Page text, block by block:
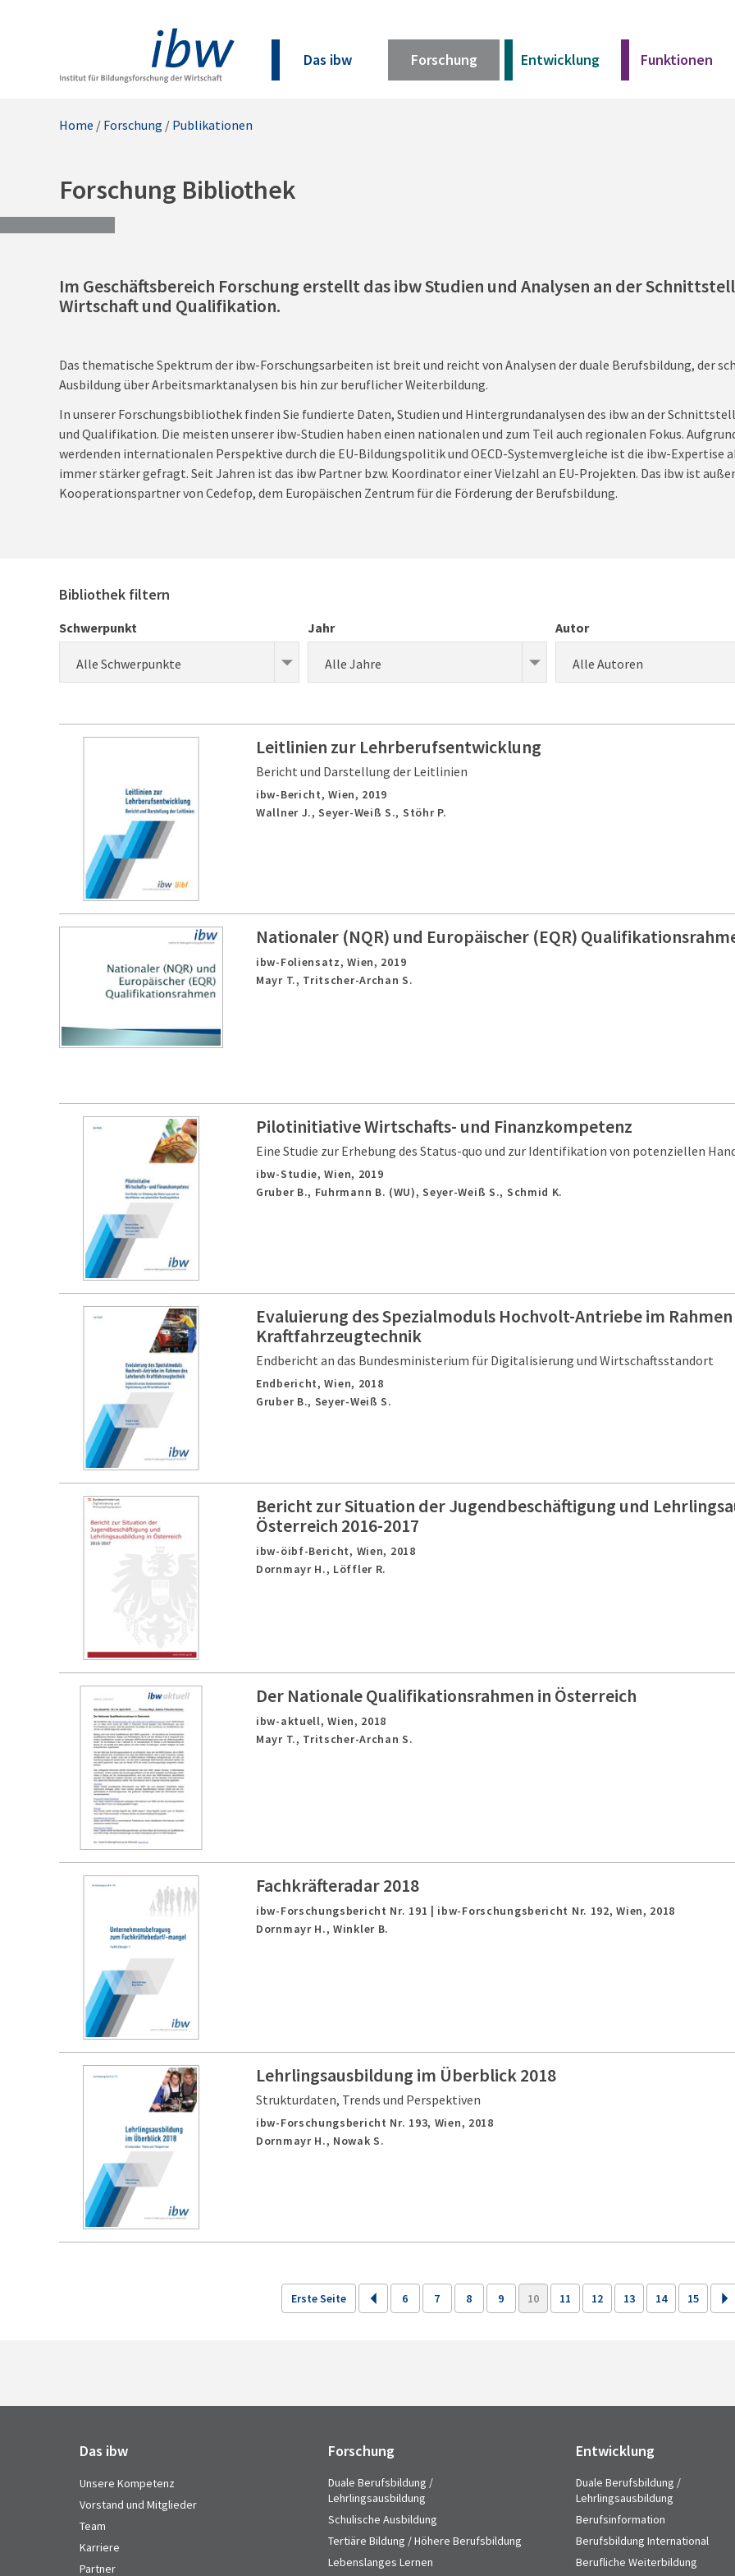
Das ibw Forschung Entwicklung Funktionen
Kurz erklärt
Materialien
Home / Forschung / Publikationen
Forschung Bibliothek
Im Geschäftsbereich Forschung erstellt das ibw Studien und Analysen an der
Wirtschaft und Qualifikation.
Das thematische Spektrum der ibw-Forschungsarbeiten ist breit und reicht von Analysen der duale Berufsbildung, der
Ausbildung über Arbeitsmarktanalysen bis hin zur beruflicher Weiterbildung.
In unserer Forschungsbibliothek finden Sie fundierte Daten, Studien und Hintergrundanalysen des ibw an der
und Qualifikation. Die meisten unserer ibw-Studien haben einen nationalen und zum Teil auch regionalen Fokus.
werdenden internationalen Perspektive durch die EU-Bildungspolitik und OECD-Systemvergleiche ist die ibw-Expertise
immer stärker gefragt. Seit Jahren ist das ibw Partner bzw. Koordinator einer Vielzahl an EU-Projekten. Das ibw ist
Kooperationspartner von Cedefop, dem Europäischen Zentrum für die Förderung der Berufsbildung.
Bibliothek filtern
Schwerpunkt
Alle Schwerpunkte
Jahr
Alle Jahre
Autor
Alle Autoren
Leitlinien zur Lehrberufsentwicklung
Bericht und Darstellung der Leitlinien
ibw-Bericht,Wien, 2019
Wallner J., Seyer-Weiß S., Stöhr P.
Nationaler (NQR) und Europäischer (EQR)
ibw-Foliensatz,Wien, 2019
Mayr T., Tritscher-Archan S.
Pilotinitiative Wirtschafts- und Finanzkompetenz
Eine Studie zur Erhebung des Status-quo und zur Identifikation von potenziellen
ibw-Studie,Wien, 2019
Gruber B., Fuhrmann B. (WU), Seyer-Weiß S., Schmid K.
Evaluierung des Spezialmoduls Hochvolt-Antriebe im
Kraftfahrzeugtechnik
Endbericht an das Bundesministerium für Digitalisierung und Wirtschaftsstandort
Endbericht,Wien, 2018
Gruber B., Seyer-Weiß S.
Bericht zur Situation der Jugendbeschäftigung und
Österreich 2016-2017
ibw-öibf-Bericht, Wien, 2018
Dornmayr H., Löffler R.
Der Nationale Qualifikationsrahmen in Österreich
ibw-aktuell,Wien, 2018
Mayr T., Tritscher-Archan S.
Fachkräfteradar 2018
ibw-Forschungsbericht Nr. 191 | ibw-Forschungsbericht Nr. 192,Wien, 2018
Dornmayr H., Winkler B.
Lehrlingsausbildung im Überblick 2018
Strukturdaten, Trends und Perspektiven
ibw-Forschungsbericht Nr. 193, Wien, 2018
Dornmayr H., Nowak S.
Erste Seite 6 7 8 9 10 11 12 13 14 15
Das ibw
Unsere Kompetenz
Vorstand und Mitglieder
Team
Karriere
Partner
Forschung
Duale Berufsbildung /
Lehrlingsausbildung
Schulische Ausbildung
Tertiäre Bildung / Höhere Berufsbildung
Lebenslanges Lernen
Entwicklung
Duale Berufsbildung /
Lehrlingsausbildung
Berufsinformation
Berufsbildung International
Berufliche Weiterbildung